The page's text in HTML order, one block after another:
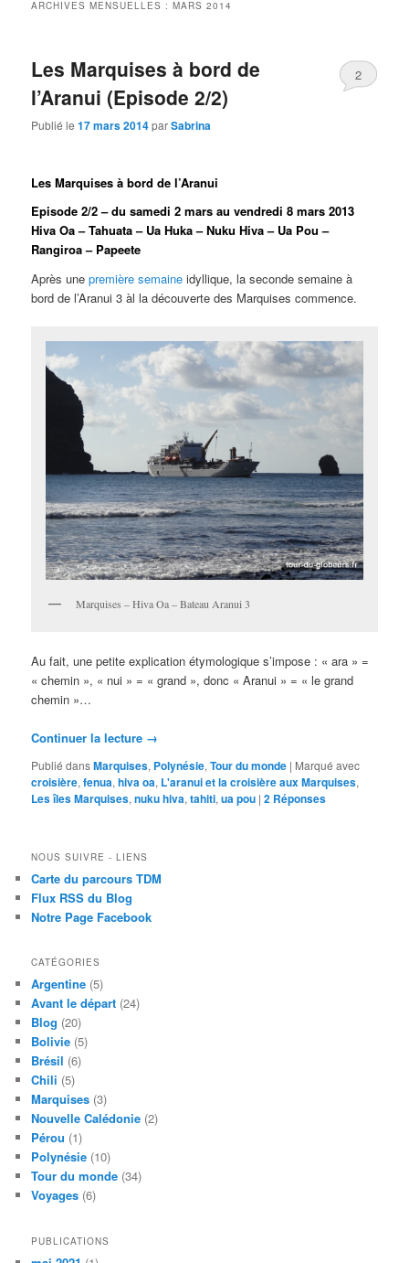
ARCHIVES MENSUELLES :MARS 2014
Les Marquises à bord de
l’Aranui (Episode 2/2)
Publié le17 mars 2014parSabrina
2
Les Marquises à bord de l’Aranui
Episode 2/2 –du samedi 2 mars au vendredi 8 mars 2013
Hiva Oa – Tahuata – Ua Huka – Nuku Hiva – Ua Pou –
Rangiroa – Papeete
Après unepremière semaine idyllique, la seconde semaine à
bord de l’Aranui 3 àl la découverte des Marquises commence.
Marquises – Hiva Oa – Bateau Aranui 3
Au fait, une petite explication étymologique s’impose : « ara » =
« chemin », « nui » = « grand », donc « Aranui » = « le grand
chemin »…
Continuer la lecture →
Publié dansMarquises, Polynésie,Tour du monde | Marqué avec
croisière,fenua,hiva oa, L'aranui et la croisière aux Marquises,
Les îles Marquises,nuku hiva,tahiti,ua pou |2 Réponses
NOUS SUIVRE - LIENS
Carte du parcours TDM
Flux RSS du Blog
Notre Page Facebook
CATÉGORIES
Argentine (5)
Avant le départ (24)
Blog (20)
Bolivie (5)
Brésil (6)
Chili (5)
Marquises (3)
Nouvelle Calédonie (2)
Pérou (1)
Polynésie (10)
Tour du monde (34)
Voyages (6)
PUBLICATIONS